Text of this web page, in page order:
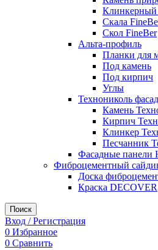
Клинкерный
Скала
Скол FineBer
Альта-профиль
Планки для
Под камень
Под кирпич
Углы
Технониколь фасад
Камень
Кирпич
Клинкер
Песчанник
Фасадные панели
Фиброцементный
Доска
Краска DECOVER
Поиск
Вход / Регистрация
0 Избранное
0 Сравнить